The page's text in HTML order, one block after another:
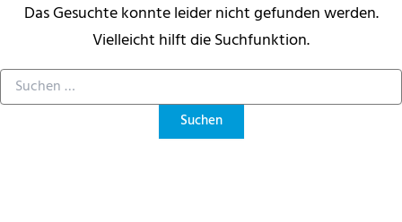
Das Gesuchte konnte leider nicht gefunden werden.
Vielleicht hilft die Suchfunktion.